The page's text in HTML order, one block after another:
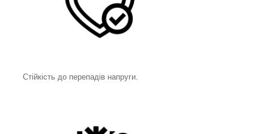
Стійкість до перепадів напруги.